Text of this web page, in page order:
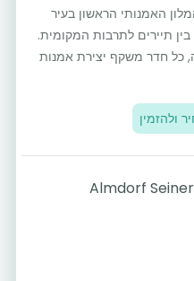
האמנותי הראשון בעיר
תיירים לתרבות המקומית.
כל חדר משקף יצירת אמנות
ולהזמין
Almdorf